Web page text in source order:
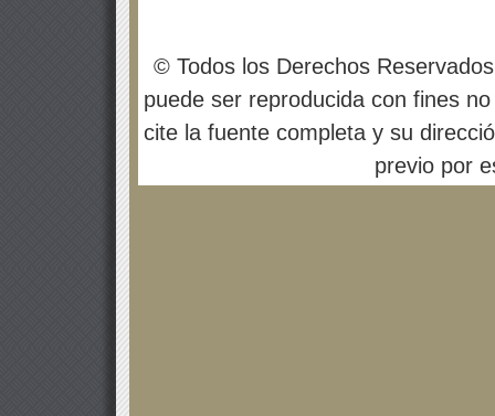
© Todos los Derechos
puede ser reproducida con fines
cite la fuente completa y su
previo por